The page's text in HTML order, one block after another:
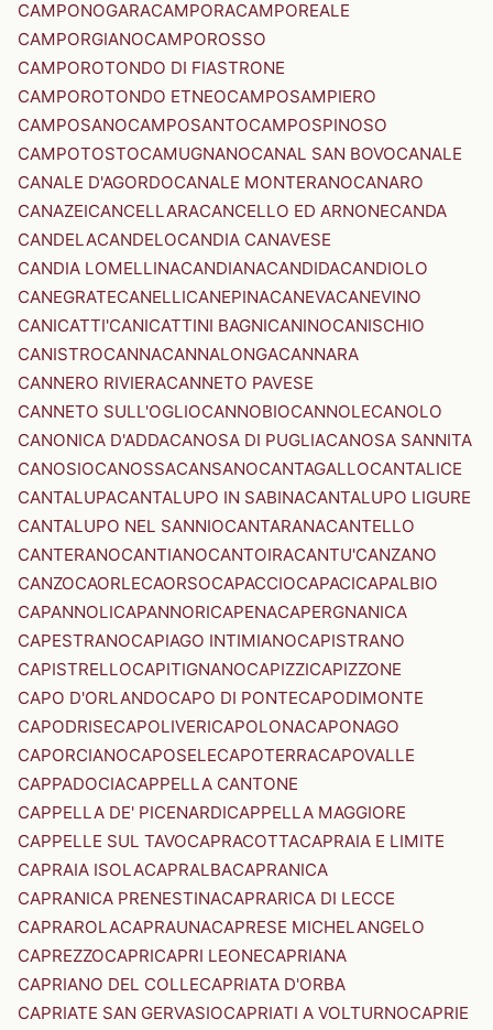
CAMPONOGARACAMPORACAMPOREALE
CAMPORGIANOCAMPOROSSO
CAMPOROTONDO DI FIASTRONE
CAMPOROTONDO ETNEOCAMPOSAMPIERO
CAMPOSANOCAMPOSANTOCAMPOSPINOSO
CAMPOTOSTOCAMUGNANOCANAL SAN BOVOCANALE
CANALE D'AGORDOCANALE MONTERANOCANARO
CANAZEICANCELLARACANCELLO ED ARNONECANDA
CANDELACANDELOCANDIA CANAVESE
CANDIA LOMELLINACANDIANACANDIDACANDIOLO
CANEGRATECANELLICANEPINACANEVACANEVINO
CANICATTI'CANICATTINI BAGNICANINOCANISCHIO
CANISTROCANNACANNALONGACANNARA
CANNERO RIVIERACANNETO PAVESE
CANNETO SULL'OGLIOCANNOBIOCANNOLECANOLO
CANONICA D'ADDACANOSA DI PUGLIACANOSA SANNITA
CANOSIOCANOSSACANSANOCANTAGALLOCANTALICE
CANTALUPACANTALUPO IN SABINACANTALUPO LIGURE
CANTALUPO NEL SANNIOCANTARANACANTELLO
CANTERANOCANTIANOCANTOIRACANTU'CANZANO
CANZOCAORLECAORSOCAPACCIOCAPACICAPALBIO
CAPANNOLICAPANNORICAPENACAPERGNANICA
CAPESTRANOCAPIAGO INTIMIANOCAPISTRANO
CAPISTRELLOCAPITIGNANOCAPIZZICAPIZZONE
CAPO D'ORLANDOCAPO DI PONTECAPODIMONTE
CAPODRISECAPOLIVERICAPOLONACAPONAGO
CAPORCIANOCAPOSELECAPOTERRACAPOVALLE
CAPPADOCIACAPPELLA CANTONE
CAPPELLA DE' PICENARDICAPPELLA MAGGIORE
CAPPELLE SUL TAVOCAPRACOTTACAPRAIA E LIMITE
CAPRAIA ISOLACAPRALBACAPRANICA
CAPRANICA PRENESTINACAPRARICA DI LECCE
CAPRAROLACAPRAUNACAPRESE MICHELANGELO
CAPREZZOCAPRICAPRI LEONECAPRIANA
CAPRIANO DEL COLLECAPRIATA D'ORBA
CAPRIATE SAN GERVASIOCAPRIATI A VOLTURNOCAPRIE